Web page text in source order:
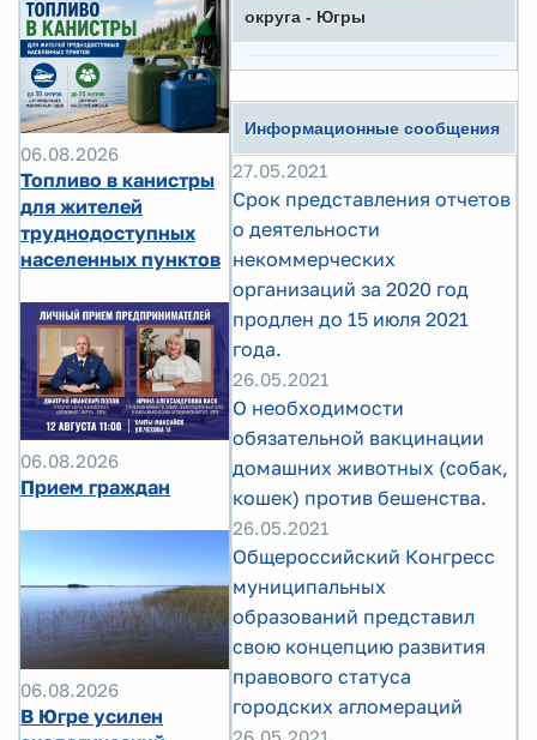
06.08.2026
Топливо в канистры
для жителей
труднодоступных
населенных пунктов
06.08.2026
Прием граждан
06.08.2026
В Югре усилен
округа - Югры
Информационные сообщения
27.05.2021
Срок представления отчетов
о деятельности
некоммерческих
организаций за 2020 год
продлен до 15 июля 2021
года.
26.05.2021
О необходимости
обязательной вакцинации
домашних животных (собак,
кошек) против бешенства.
26.05.2021
Общероссийский Конгресс
муниципальных
образований представил
свою концепцию развития
правового статуса
городских агломераций